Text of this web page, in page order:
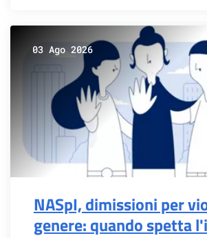
03 Ago 2026
NASpI, dimissioni per
genere: quando spetta